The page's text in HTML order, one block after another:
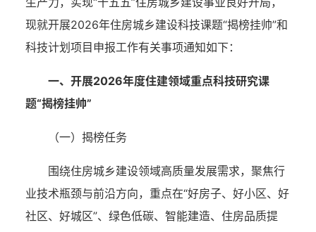
现就开展2026年住房城乡建设科技课题“揭榜挂帅”和
科技计划项目申报工作有关事项通知如下：
一、开展2026年度住建领域重点科技研究课
题“揭榜挂帅”
（一）揭榜任务
围绕住房城乡建设领域高质量发展需求，聚焦行
业技术瓶颈与前沿方向，重点在“好房子、好小区、好
社区、好城区”、绿色低碳、智能建造、住房品质提